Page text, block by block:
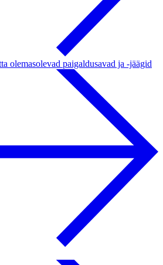
olemasolevad paigaldusavad ja -jäägid